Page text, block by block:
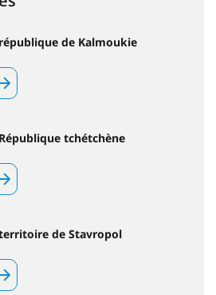
de Kalmoukie
tchétchène
de Stavropol